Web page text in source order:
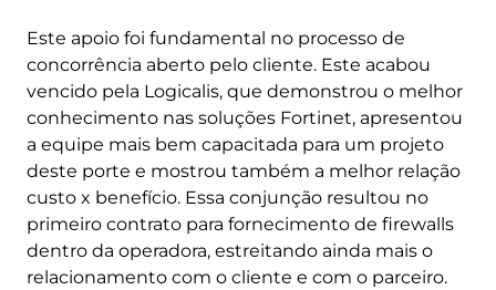
Este apoio foi fundamental no processo de
concorrência aberto pelo cliente. Este acabou
vencido pela Logicalis, que demonstrou o melhor
conhecimento nas soluções Fortinet, apresentou
a equipe mais bem capacitada para um projeto
deste porte e mostrou também a melhor relação
custo x benefício. Essa conjunção resultou no
primeiro contrato para fornecimento de firewalls
dentro da operadora, estreitando ainda mais o
relacionamento com o cliente e com o parceiro.